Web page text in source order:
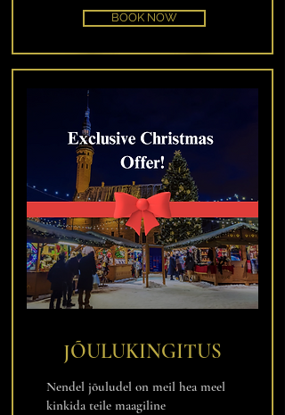
BOOK NOW
JÕULUKINGITUS
Nendel jõuludel on meil hea meel
kinkida teile maagiline